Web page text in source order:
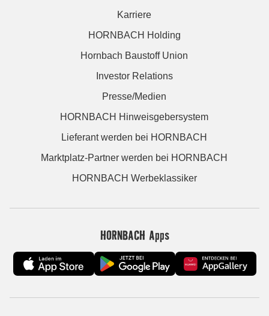
Karriere
HORNBACH Holding
Hornbach Baustoff Union
Investor Relations
Presse/Medien
HORNBACH Hinweisgebersystem
Lieferant werden bei HORNBACH
Marktplatz-Partner werden bei HORNBACH
HORNBACH Werbeklassiker
HORNBACH Apps